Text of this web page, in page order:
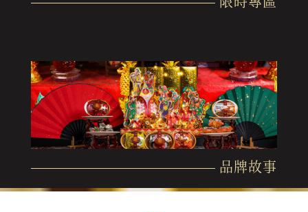
品牌故事